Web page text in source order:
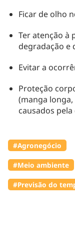
Ficar de olho
Ter atenção à
degradação e
Evitar a
Proteção
(manga
causados pela
#Agronegócio
#Meio ambiente
#Previsão do